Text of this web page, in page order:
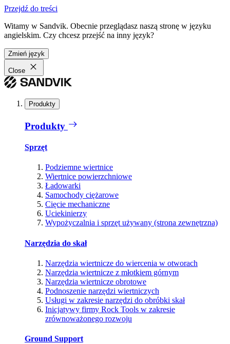
Przejdź do treści
Witamy w Sandvik. Obecnie przeglądasz naszą stronę w języku
angielskim. Czy chcesz przejść na inny język?
Zmień język
Close
Produkty
Produkty
Sprzęt
Podziemne wiertnice
Wiertnice powierzchniowe
Ładowarki
Samochody ciężarowe
Cięcie mechaniczne
Uciekinierzy
Wypożyczalnia i sprzęt używany (strona zewnętrzna)
Narzędzia do skał
Narzędzia wiertnicze do wiercenia w otworach
Narzędzia wiertnicze z młotkiem górnym
Narzędzia wiertnicze obrotowe
Podnoszenie narzędzi wiertniczych
Usługi w zakresie narzędzi do obróbki skał
Inicjatywy firmy Rock Tools w zakresie
zrównoważonego rozwoju
Ground Support